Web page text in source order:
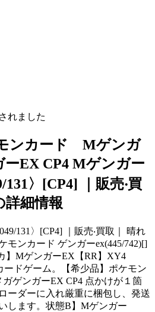
れました
モンカード Mゲンガ
EX CP4 Mゲンガー
〉[CP4] ｜販売‧買
詳細情報
131〉[CP4] ｜販売‧買取｜ 晴れ
モンカード ゲンガーex(445/742)[]
】MゲンガーEX【RR】XY4
ードゲーム。【希少品】ポケモン
ゲンガーEX CP4 点かけが１箇
ーダーに入れ厳重に梱包し、発送
します。状態B】Mゲンガー